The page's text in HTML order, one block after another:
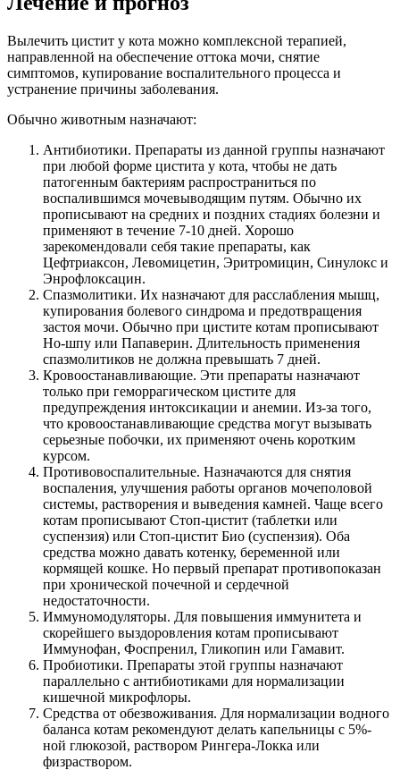
Вылечить цистит у кота можно комплексной терапией,
направленной на обеспечение оттока мочи, снятие
симптомов, купирование воспалительного процесса и
устранение причины заболевания.
Обычно животным назначают:
Антибиотики. Препараты из данной группы назначают
при любой форме цистита у кота, чтобы не дать
патогенным бактериям распространиться по
воспалившимся мочевыводящим путям. Обычно их
прописывают на средних и поздних стадиях болезни и
применяют в течение 7-10 дней. Хорошо
зарекомендовали себя такие препараты, как
Цефтриаксон, Левомицетин, Эритромицин, Синулокс и
Энрофлоксацин.
Спазмолитики. Их назначают для расслабления мышц,
купирования болевого синдрома и предотвращения
застоя мочи. Обычно при цистите котам прописывают
Но-шпу или Папаверин. Длительность применения
спазмолитиков не должна превышать 7 дней.
Кровоостанавливающие. Эти препараты назначают
только при геморрагическом цистите для
предупреждения интоксикации и анемии. Из-за того,
что кровоостанавливающие средства могут вызывать
серьезные побочки, их применяют очень коротким
курсом.
Противовоспалительные. Назначаются для снятия
воспаления, улучшения работы органов мочеполовой
системы, растворения и выведения камней. Чаще всего
котам прописывают Стоп-цистит (таблетки или
суспензия) или Стоп-цистит Био (суспензия). Оба
средства можно давать котенку, беременной или
кормящей кошке. Но первый препарат противопоказан
при хронической почечной и сердечной
недостаточности.
Иммуномодуляторы. Для повышения иммунитета и
скорейшего выздоровления котам прописывают
Иммунофан, Фоспренил, Гликопин или Гамавит.
Пробиотики. Препараты этой группы назначают
параллельно с антибиотиками для нормализации
кишечной микрофлоры.
Средства от обезвоживания. Для нормализации водного
баланса котам рекомендуют делать капельницы с 5%-
ной глюкозой, раствором Рингера-Локка или
физраствором.